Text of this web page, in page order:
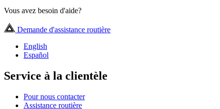
Vous avez besoin d'aide?
Demande d'assistance routière
English
Español
Service à la clientèle
Pour nous contacter
Assistance routière